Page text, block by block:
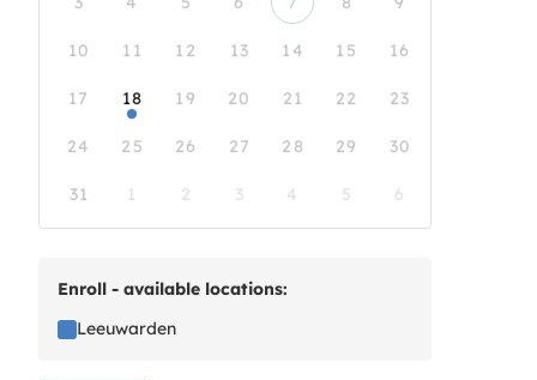
10 11 12 13 14 15 16
17 18 19 20 21 22 23
24 25 26 27 28 29 30
31 1 2 3 4 5 6
Enroll - available locations:
Leeuwarden